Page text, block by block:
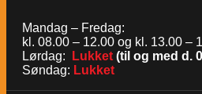
Mandag – Fredag:
kl. 08.00 – 12.00 og kl. 13.00 –
Lørdag:
Lukket (til og med d.
Søndag: Lukket